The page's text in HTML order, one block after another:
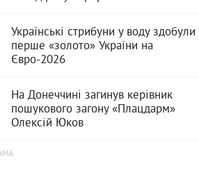
Українські стрибуни у воду здобули
перше «золото» України на
Євро-2026
На Донеччині загинув керівник
пошукового загону «Плацдарм»
Олексій Юков